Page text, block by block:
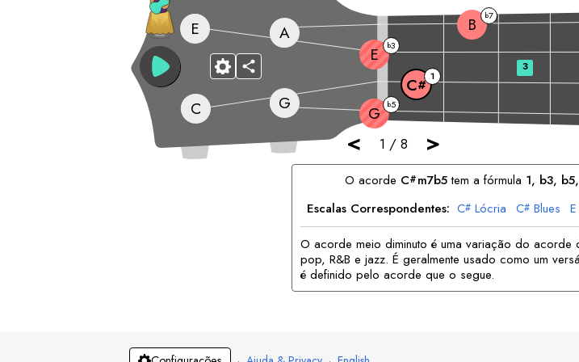
< 1 / 8 >
G G b5
C
C# 1
E
E
b3
A B b7
3
O acorde C#m7b5tem a fórmula 1, b3,
Escalas Correspondentes: C# Lócria C# Blues E
B Menor B Menor
O acorde meio diminuto é uma variação do acorde
pop, R&B e jazz. É geralmente usado como um
é definido pelo acorde que o segue.